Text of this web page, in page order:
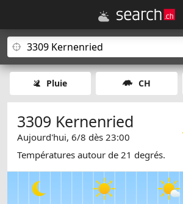
Pluie CH
3309 Kernenried
Aujourd'hui, 6/8 dès 23:00
Températures autour de 21 degrés.